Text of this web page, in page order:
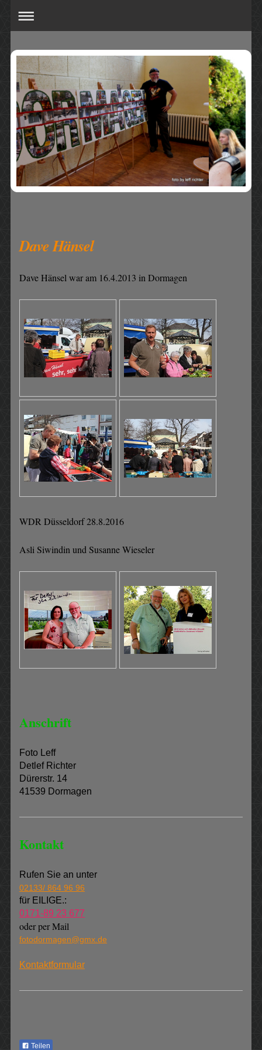
Dave Hänsel
Dave Hänsel war am 16.4.2013 in Dormagen
WDR Düsseldorf 28.8.2016
Asli Siwindin und Susanne Wieseler
Anschrift
Foto Leff
Detlef Richter
Dürerstr. 14
41539 Dormagen
Kontakt
Rufen Sie an unter
02133/ 864 96 96
für EILIGE.:
0171-89 23 677
oder per Mail
fotodormagen@gmx.de
Kontaktformular
Teilen